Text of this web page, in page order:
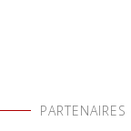
PARTENAIRES